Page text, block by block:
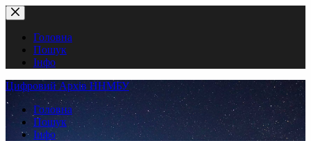
Перейти
до
вмістуГоловна
Пошук
Інфо
Цифровий Архів ННМБУ
Головна
Пошук
Інфо